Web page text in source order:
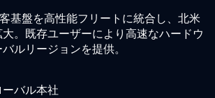
基盤を高性能フリートに統合し、北米
。既存ユーザーにより高速なハードウ
ルリージョンを提供。
ーバル本社